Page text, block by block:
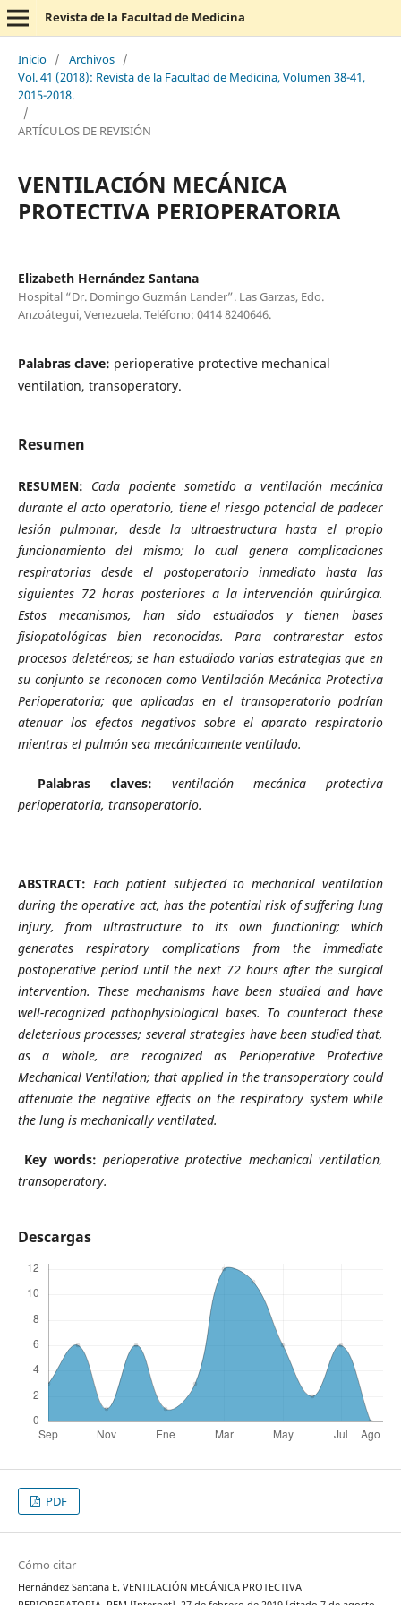
Revista de la Facultad de Medicina
Inicio / Archivos /
Vol. 41 (2018): Revista de la Facultad de Medicina, Volumen 38-41,
2015-2018.
/
ARTÍCULOS DE REVISIÓN
VENTILACIÓN MECÁNICA
PROTECTIVA PERIOPERATORIA
Elizabeth Hernández Santana
Hospital “Dr. Domingo Guzmán Lander”. Las Garzas, Edo.
Anzoátegui, Venezuela. Teléfono: 0414 8240646.
Palabras clave: perioperative protective mechanical
ventilation, transoperatory.
Resumen
RESUMEN: Cada paciente sometido a ventilación mecánica
durante el acto operatorio, tiene el riesgo potencial de padecer
lesión pulmonar, desde la ultraestructura hasta el propio
funcionamiento del mismo; lo cual genera complicaciones
respiratorias desde el postoperatorio inmediato hasta las
siguientes 72 horas posteriores a la intervención quirúrgica.
Estos mecanismos, han sido estudiados y tienen bases
fisiopatológicas bien reconocidas. Para contrarestar estos
procesos deletéreos; se han estudiado varias estrategias que en
su conjunto se reconocen como Ventilación Mecánica Protectiva
Perioperatoria; que aplicadas en el transoperatorio podrían
atenuar los efectos negativos sobre el aparato respiratorio
mientras el pulmón sea mecánicamente ventilado.
Palabras claves:ventilación mecánica protectiva
perioperatoria, transoperatorio.
ABSTRACT: Each patient subjected to mechanical ventilation
during the operative act, has the potential risk of suffering lung
injury, from ultrastructure to its own functioning; which
generates respiratory complications from the immediate
postoperative period until the next 72 hours after the surgical
intervention. These mechanisms have been studied and have
well-recognized pathophysiological bases. To counteract these
deleterious processes; several strategies have been studied that,
as a whole, are recognized as Perioperative Protective
Mechanical Ventilation; that applied in the transoperatory could
attenuate the negative effects on the respiratory system while
the lung is mechanically ventilated.
Key words: perioperative protective mechanical ventilation,
transoperatory.
Descargas
PDF
Cómo citar
Hernández Santana E. VENTILACIÓN MECÁNICA PROTECTIVA